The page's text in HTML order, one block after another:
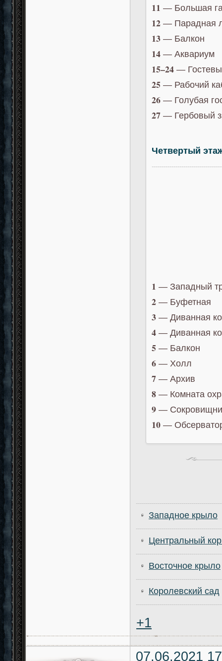
11 — Большая
12— Парадная
13— Балкон
14— Аквариум
15–24—
25 — Рабочий
26— Голубая
27— Гербовый
Четвертый
1 — Западный
2— Буфетная
3— Диванная
4— Диванная
5 — Балкон
6— Холл
7— Архив
8— Комната
9—
10—
Западное крыло
Центральный
Восточное крыло
Королевский сад
+1
07.06.2021